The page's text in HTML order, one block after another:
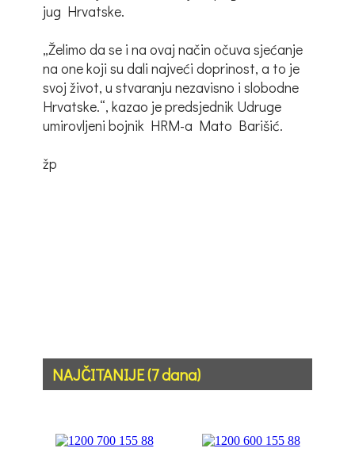
jug Hrvatske.
„Želimo da se i na ovaj način očuva sjećanje
na one koji su dali najveći doprinost, a to je
svoj život, u stvaranju nezavisno i slobodne
Hrvatske.“, kazao je predsjednik Udruge
umirovljeni bojnik HRM-a Mato Barišić.
žp
NAJČITANIJE (7 dana)